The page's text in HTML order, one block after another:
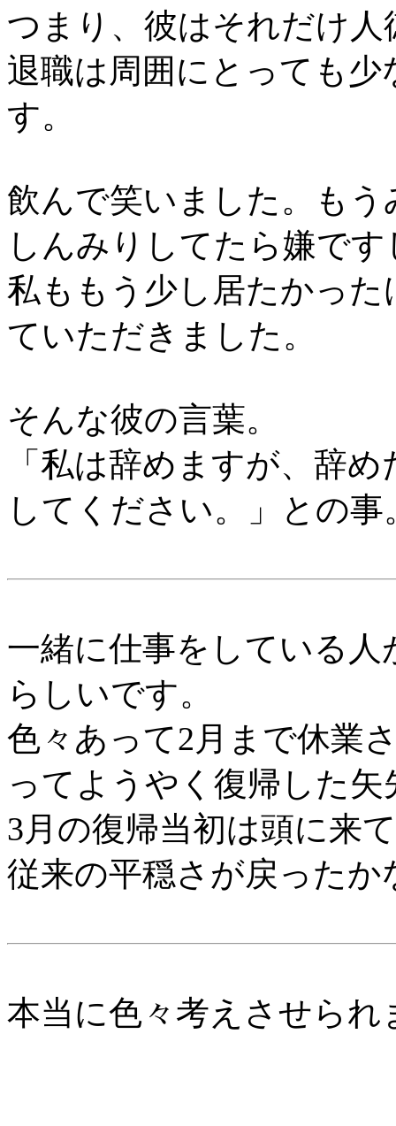
つまり、彼はそれだけ
退職は周囲にとっても
す。
飲んで笑いました。も
しんみりしてたら嫌です
私ももう少し居たかっ
ていただきました。
そんな彼の言葉。
「私は辞めますが、辞
してください。」との事
一緒に仕事をしている
らしいです。
色々あって2月まで休業
ってようやく復帰した
3月の復帰当初は頭に来
従来の平穏さが戻った
本当に色々考えさせられ